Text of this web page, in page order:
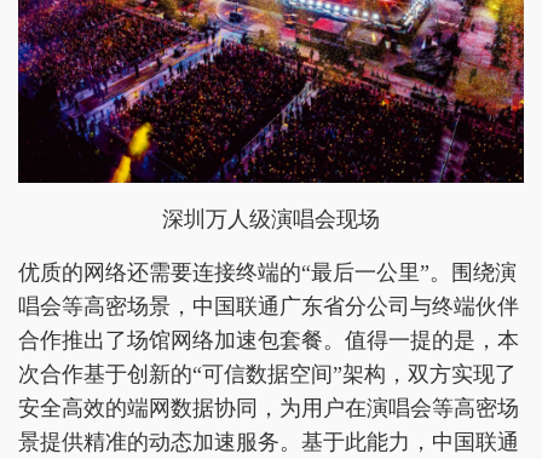
深圳万人级演唱会现场
优质的网络还需要连接终端的“最后一公里”。围绕演
唱会等高密场景，中国联通广东省分公司与终端伙伴
合作推出了场馆网络加速包套餐。值得一提的是，本
次合作基于创新的“可信数据空间”架构，双方实现了
安全高效的端网数据协同，为用户在演唱会等高密场
景提供精准的动态加速服务。基于此能力，中国联通